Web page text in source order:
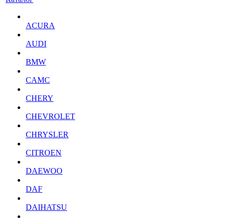
ACURA
AUDI
BMW
CAMC
CHERY
CHEVROLET
CHRYSLER
CITROEN
DAEWOO
DAF
DAIHATSU